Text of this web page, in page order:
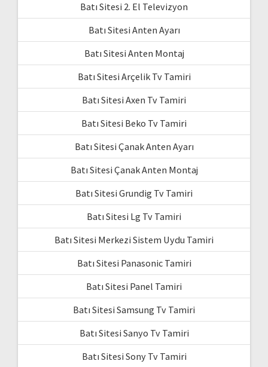
Batı Sitesi 2. El Televizyon
Batı Sitesi Anten Ayarı
Batı Sitesi Anten Montaj
Batı Sitesi Arçelik Tv Tamiri
Batı Sitesi Axen Tv Tamiri
Batı Sitesi Beko Tv Tamiri
Batı Sitesi Çanak Anten Ayarı
Batı Sitesi Çanak Anten Montaj
Batı Sitesi Grundig Tv Tamiri
Batı Sitesi Lg Tv Tamiri
Batı Sitesi Merkezi Sistem Uydu Tamiri
Batı Sitesi Panasonic Tamiri
Batı Sitesi Panel Tamiri
Batı Sitesi Samsung Tv Tamiri
Batı Sitesi Sanyo Tv Tamiri
Batı Sitesi Sony Tv Tamiri